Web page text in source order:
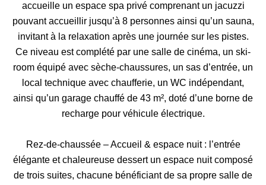
accueille un espace spa privé comprenant un jacuzzi
pouvant accueillir jusqu’à 8 personnes ainsi qu’un sauna,
invitant à la relaxation après une journée sur les pistes.
Ce niveau est complété par une salle de cinéma, un ski-
room équipé avec sèche-chaussures, un sas d’entrée, un
local technique avec chaufferie, un WC indépendant,
ainsi qu’un garage chauffé de 43 m², doté d’une borne de
recharge pour véhicule électrique.
Rez-de-chaussée – Accueil & espace nuit : l’entrée
élégante et chaleureuse dessert un espace nuit composé
de trois suites, chacune bénéficiant de sa propre salle de